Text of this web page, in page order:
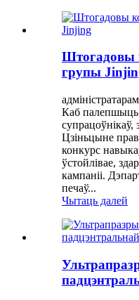
Штогадовы
групы
Каб палепшыць
супрацоўнікаў,
Цзіньцыне
конкурс
ўстойлівае,
кампаніі.
печаў...
Чытаць далей